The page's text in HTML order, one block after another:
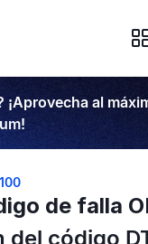
¡Aprovecha al
de falla
código